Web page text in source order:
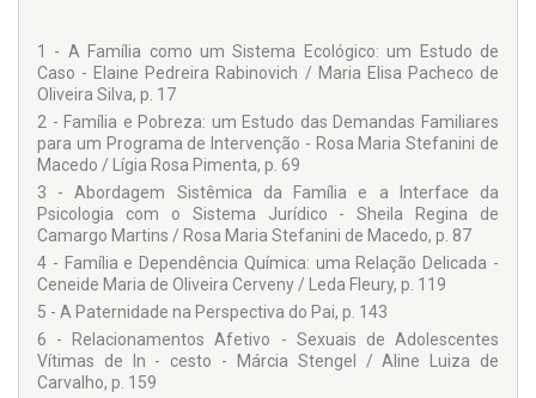
Ana Carolina Pereira
Ana Cláudia Wendt dos Santos
Carmen Leontina O. Ocampo Moré
Ceneide Maria de Oliveira Cerveny
Daiane Casagrande Lorencini
Elaine Pedreira Rabinovich
Ida Kublikowski
Leda Fleury
Lígia Rosa Pimenta
Lúcia Vaz de Campos Moreira
Luziane Zacché Avellar
1 - A Família como um Sistema Ecológico: um Estudo de
Caso - Elaine Pedreira Rabinovich / Maria Elisa Pacheco de
Oliveira Silva, p. 17
2 - Família e Pobreza: um Estudo das Demandas Familiares
para um Programa de Intervenção - Rosa Maria Stefanini de
Macedo / Lígia Rosa Pimenta, p. 69
3 - Abordagem Sistêmica da Família e a Interface da
Psicologia com o Sistema Jurídico - Sheila Regina de
Camargo Martins / Rosa Maria Stefanini de Macedo, p. 87
4 - Família e Dependência Química: uma Relação Delicada -
Ceneide Maria de Oliveira Cerveny / Leda Fleury, p. 119
5 - A Paternidade na Perspectiva do Pai, p. 143
6 - Relacionamentos Afetivo - Sexuais de Adolescentes
Vítimas de In - cesto - Márcia Stengel / Aline Luiza de
Carvalho, p. 159